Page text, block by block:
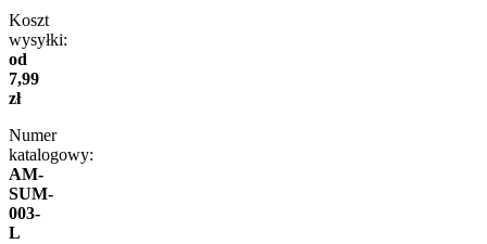
Koszt
wysyłki:
od
7,99
zł
Numer
katalogowy:
AM-
SUM-
003-
L